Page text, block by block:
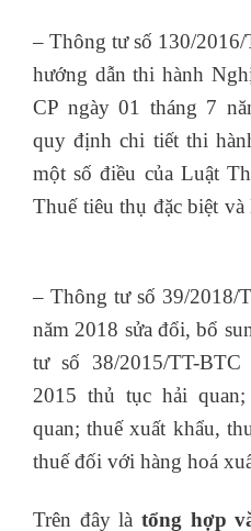
– Thông tư số 130/
hướng dẫn thi hành
CP ngày 01 tháng 7
quy định chi tiết thi
một số điều của Luật
Thuế tiêu thụ đặc biệt
– Thông tư số 39/2018/
năm 2018 sửa đổi, bổ
tư số 38/2015/TT-
2015 thủ tục hải
quan; thuế xuất khẩu,
thuế đối với hàng hoá
Trên đây là tổng hợp